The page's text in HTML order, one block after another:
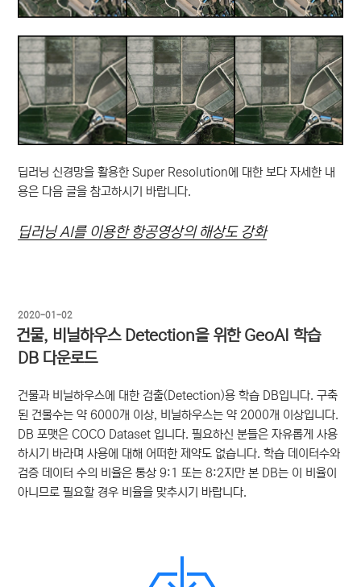
딥러닝 신경망을 활용한 Super Resolution에 대한 보다 자세한 내
용은 다음 글을 참고하시기 바랍니다.
딥러닝 AI를 이용한 항공영상의 해상도 강화
작
성
일
자
2020-01-02
건물, 비닐하우스 Detection을 위한 GeoAI 학습
DB 다운로드
건물과 비닐하우스에 대한 검출(Detection)용 학습 DB입니다. 구축
된 건물수는 약 6000개 이상, 비닐하우스는 약 2000개 이상입니다.
DB 포맷은 COCO Dataset 입니다. 필요하신 분들은 자유롭게 사용
하시기 바라며 사용에 대해 어떠한 제약도 없습니다. 학습 데이터수와
검증 데이터 수의 비율은 통상 9:1 또는 8:2지만 본 DB는 이 비율이
아니므로 필요할 경우 비율을 맞추시기 바랍니다.